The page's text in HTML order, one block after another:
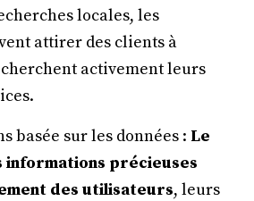
locales, les
attirer des clients à
activement leurs
basée sur les données : Le
informations précieuses
des utilisateurs, leurs